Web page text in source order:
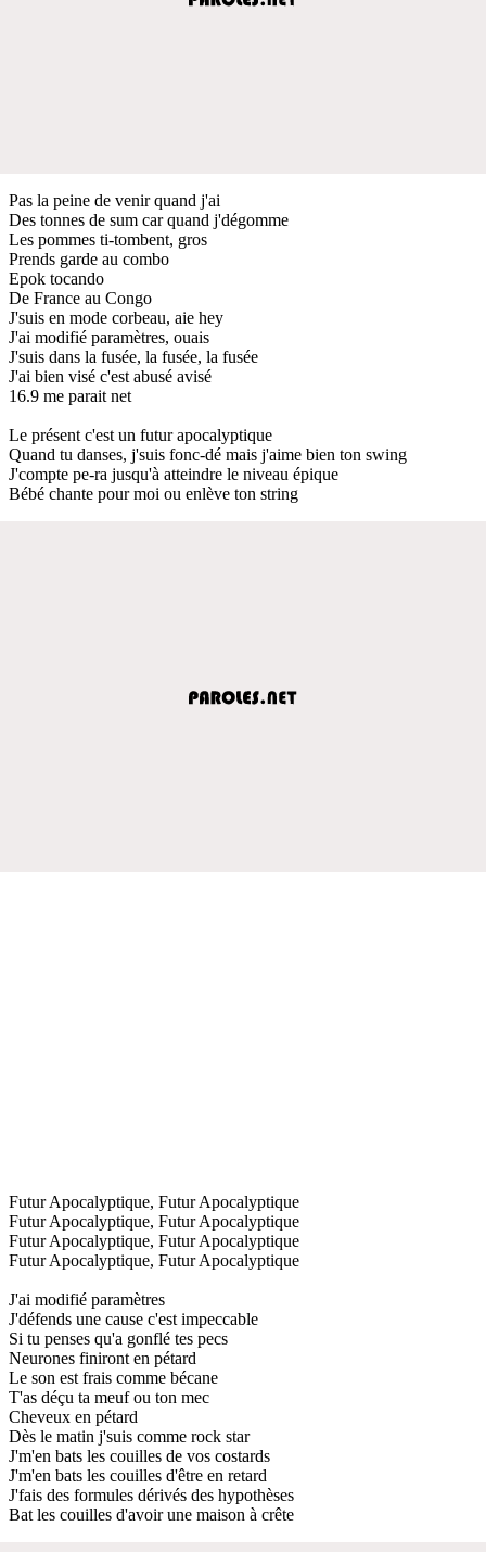
Pas la peine de venir quand j'ai
Des tonnes de sum car quand j'dégomme
Les pommes ti-tombent, gros
Prends garde au combo
Epok tocando
De France au Congo
J'suis en mode corbeau, aie hey
J'ai modifié paramètres, ouais
J'suis dans la fusée, la fusée, la fusée
J'ai bien visé c'est abusé avisé
16.9 me parait net
Le présent c'est un futur apocalyptique
Quand tu danses, j'suis fonc-dé mais j'aime bien ton swing
J'compte pe-ra jusqu'à atteindre le niveau épique
Bébé chante pour moi ou enlève ton string
Futur Apocalyptique, Futur Apocalyptique
Futur Apocalyptique, Futur Apocalyptique
Futur Apocalyptique, Futur Apocalyptique
Futur Apocalyptique, Futur Apocalyptique
J'ai modifié paramètres
J'défends une cause c'est impeccable
Si tu penses qu'a gonflé tes pecs
Neurones finiront en pétard
Le son est frais comme bécane
T'as déçu ta meuf ou ton mec
Cheveux en pétard
Dès le matin j'suis comme rock star
J'm'en bats les couilles de vos costards
J'm'en bats les couilles d'être en retard
J'fais des formules dérivés des hypothèses
Bat les couilles d'avoir une maison à crête